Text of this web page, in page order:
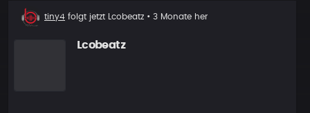
Neuer
Follower
tiny4 folgt jetzt Lcobeatz • 3 Monate her
Lcobeatz